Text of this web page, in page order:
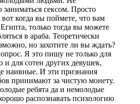
заниматься сексом. Просто
когда вы поймете, что вам
только тогда вы можете
в араба. Теоретически
но захотите ли вы ждать?
Я это пишу не только для
и для сотен других девушек,
наивные. И эти признания
принимают за чистую монету.
ребята да и немолодые
распознавать психологию